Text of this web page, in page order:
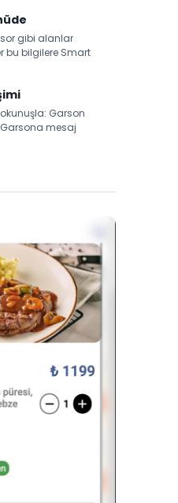
gibi alanlar
bu bilgilere Smart
Garson
mesaj